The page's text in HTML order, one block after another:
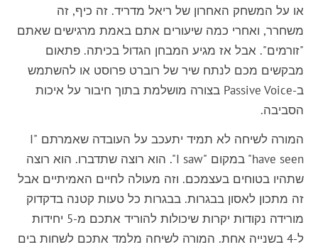
או על המשחק האחרון של ריאל מדריד. זה כיף, זה
משחרר, ואחרי כמה שיעורים אתם באמת מרגישים שאתם
"זורמים". אבל אז מגיע המבחן הגדול בכיתה. פתאום
מבקשים מכם לנתח שיר של רוברט פרוסט או להשתמש
ב-Passive Voice בצורה מושלמת בתוך חיבור על איכות
הסביבה.
המורה לשיחה לא תמיד יתעכב על העובדה שאמרתם "I
have seen" במקום "I saw". הוא רוצה שתדברו. הוא רוצה
שתהיו בטוחים בעצמכם. וזה מעולה לחיים האמיתיים אבל
זה מתכון לאסון בבגרות. בבגרות כל טעות קטנה בדקדוק
מורידה נקודות יקרות שיכולות להוריד אתכם מ-5 יחידות
ל-4 בשנייה אחת. המורה לשיחה מלמד אתכם לשחות בים